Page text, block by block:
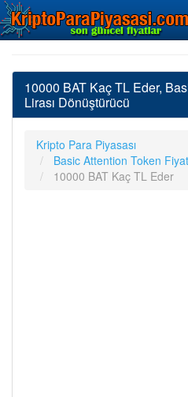
10000 BAT Kaç TL Eder,
Lirası Dönüştürücü
Kripto Para Piyasası
Basic Attention Token
10000 BAT Kaç TL Eder